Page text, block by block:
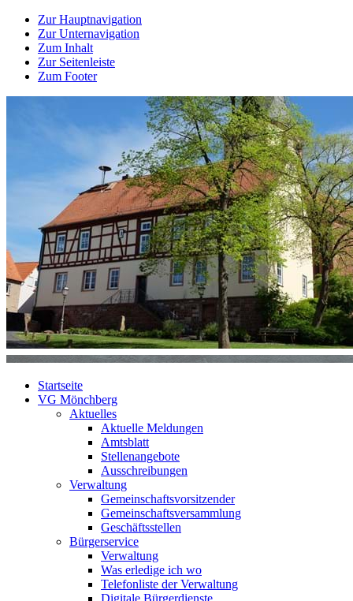
Zur Hauptnavigation
Zur Unternavigation
Zum Inhalt
Zur Seitenleiste
Zum Footer
Startseite
VG Mönchberg
Aktuelles
Aktuelle Meldungen
Amtsblatt
Stellenangebote
Ausschreibungen
Verwaltung
Gemeinschaftsvorsitzender
Gemeinschaftsversammlung
Geschäftsstellen
Bürgerservice
Verwaltung
Was erledige ich wo
Telefonliste der Verwaltung
Digitale Bürgerdienste